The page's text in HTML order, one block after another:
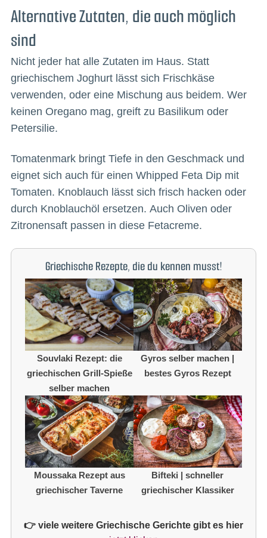
Alternative Zutaten, die auch möglich
sind
Nicht jeder hat alle Zutaten im Haus. Statt
griechischem Joghurt lässt sich Frischkäse
verwenden, oder eine Mischung aus beidem. Wer
keinen Oregano mag, greift zu Basilikum oder
Petersilie.
Tomatenmark bringt Tiefe in den Geschmack und
eignet sich auch für einen Whipped Feta Dip mit
Tomaten. Knoblauch lässt sich frisch hacken oder
durch Knoblauchöl ersetzen. Auch Oliven oder
Zitronensaft passen in diese Fetacreme.
Griechische Rezepte, die du kennen musst!
Souvlaki Rezept: die
griechischen Grill-Spieße
selber machen
Gyros selber machen |
bestes Gyros Rezept
Moussaka Rezept aus
griechischer Taverne
Bifteki | schneller
griechischer Klassiker
👉 viele weitere Griechische Gerichte gibt es hier